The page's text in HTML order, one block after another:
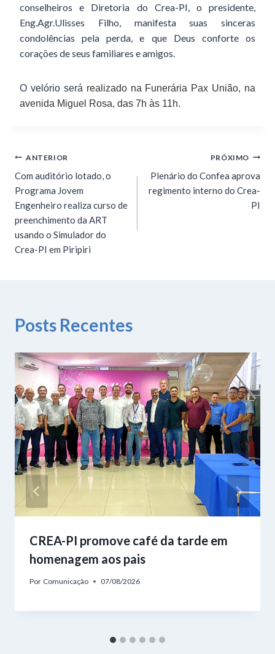
conselheiros e Diretoria do Crea-PI, o presidente,
Eng.Agr.Ulisses Filho, manifesta suas sinceras
condolências pela perda, e que Deus conforte os
corações de seus familiares e amigos.
O velório serárealizado na Funerária Pax União, na
avenida Miguel Rosa, das 7h às 11h.
ANTERIOR
Com auditório lotado, o
Programa Jovem
Engenheiro realiza curso de
preenchimento da ART
usando o Simulador do
Crea-PI em Piripiri
PRÓXIMO
Plenário do Confea aprova
regimento interno do Crea-
PI
Posts Recentes
CREA-PI promove café da tarde em
homenagem aos pais
Por Comunicação 07/08/2026